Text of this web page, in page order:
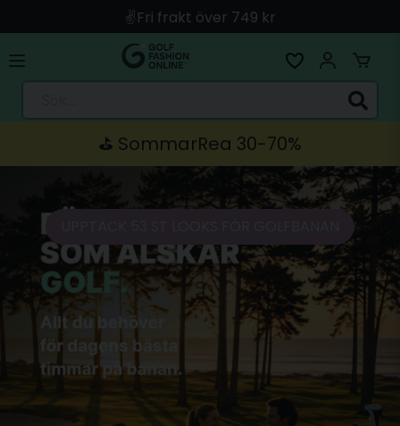
✌️Fri frakt över 749 kr
🚀 Snabb leverans med Instabox & PostNord
🛍️ Betala med Swish, Apple Pay, Kort & Faktura
🚚 Skickas direkt från lagret i Linköping
⛳️ SommarRea 30-70%